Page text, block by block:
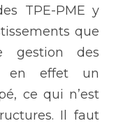
TPE-PME y
que
gestion des
en effet un
ce qui n’est
Il faut